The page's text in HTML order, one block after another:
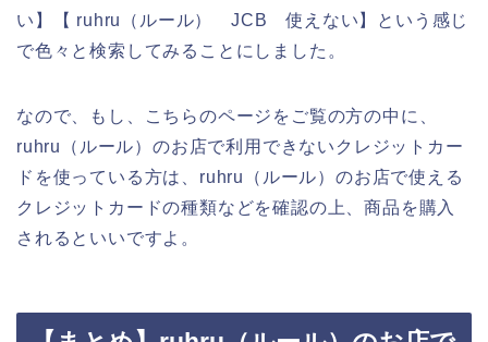
い】【 ruhru（ルール） JCB 使えない】という感じ
で色々と検索してみることにしました。
なので、もし、こちらのページをご覧の方の中に、
ruhru（ルール）のお店で利用できないクレジットカー
ドを使っている方は、ruhru（ルール）のお店で使える
クレジットカードの種類などを確認の上、商品を購入
されるといいですよ。